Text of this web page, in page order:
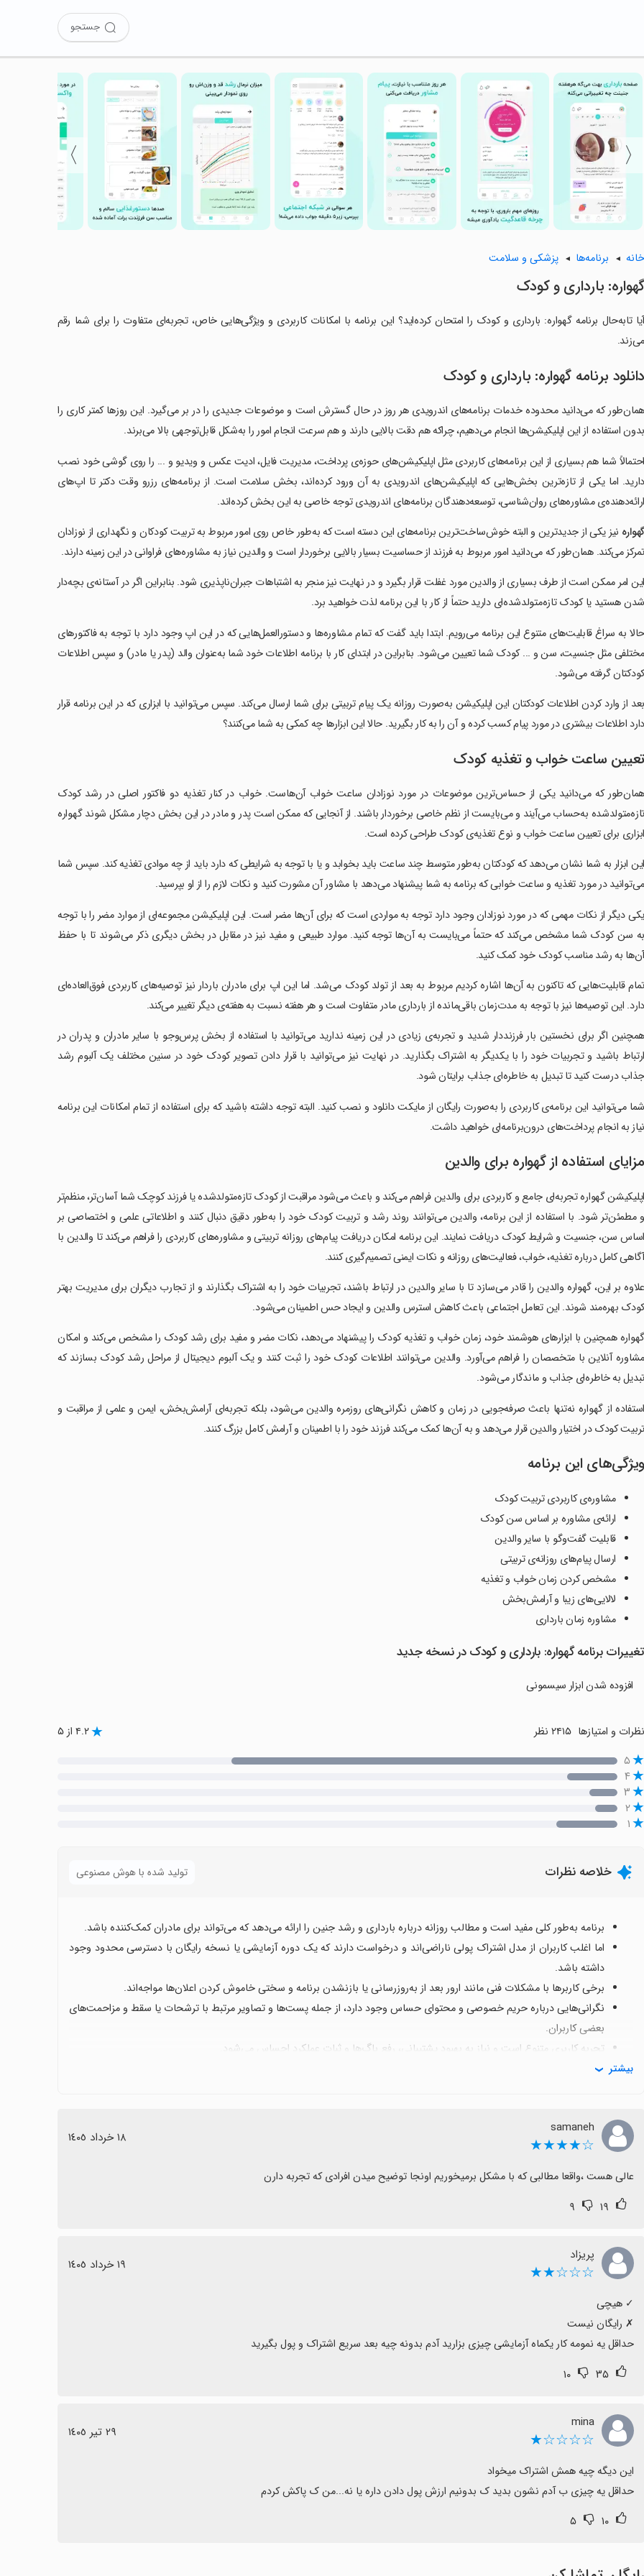
جستجو
〈
〉
خانه برنامه‌ها پزشکی و سلامت
گهواره: بارداری و کودک
آیا تابه‌حال برنامه گهواره: بارداری و کودک را امتحان کرده‌اید؟ این برنامه با امکانات کاربردی و ویژگی‌هایی خاص، تجربه‌ای متفاوت را برای شما رقم
می‌زند.
دانلود برنامه گهواره: بارداری و کودک
همان‌طور که می‌دانید محدوده‌ خدمات برنامه‌های اندرویدی هر روز در حال گسترش است و موضوعات جدیدی را در بر می‌گیرد. این روزها کمتر کاری را
بدون استفاده از این اپلیکیشن‌ها انجام می‌دهیم، چراکه هم دقت بالایی دارند و هم سرعت انجام امور را به‌شکل قابل‌توجهی بالا می‌برند.
احتمالاً شما هم بسیاری از این برنامه‌های کاربردی مثل اپلیکیشن‌های حوزه‌ی پرداخت، مدیریت فایل، ادیت عکس و ویدیو و ... را روی گوشی خود نصب
دارید. اما یکی از تازه‌ترین بخش‌هایی که اپلیکیشن‌های اندرویدی به آن ورود کرده‌اند، بخش سلامت است. از برنامه‌های رزرو وقت دکتر تا اپ‌های
ارائه‌دهنده‌ی مشاوره‌های روان‌شناسی، توسعه‌دهندگان برنامه‌های اندرویدی توجه خاصی به این بخش کرده‌اند.
گهواره نیز یکی از جدیدترین و البته خوش‌ساخت‌ترین برنامه‌های این دسته است که به‌طور خاص روی امور مربوط به تربیت کودکان و نگهداری از نوزادان
تمرکز می‌کند. همان‌طور که می‌دانید امور مربوط به فرزند از حساسیت بسیار بالایی برخوردار است و والدین نیاز به مشاوره‌های فراوانی در این زمینه دارند.
این امر ممکن است از طرف بسیاری از والدین مورد غفلت قرار بگیرد و در نهایت نیز منجر به اشتباهات جبران‌ناپذیری شود. بنابراین اگر در آستانه‌ی بچه‌دار
شدن هستید یا کودک تازه‌متولد‌شده‌ای دارید حتماً از کار با این برنامه لذت خواهید برد.
حالا به سراغ قابلیت‌های متنوع این برنامه می‌رویم. ابتدا باید گفت که تمام مشاوره‌ها و دستورالعمل‌هایی که در این اپ وجود دارد با توجه به فاکتورهای
مختلفی مثل جنسیت، سن و ... کودک شما تعیین می‌شود. بنابراین در ابتدای کار با برنامه اطلاعات خود شما به‌عنوان والد (پدر یا مادر) و سپس اطلاعات
کودکتان گرفته می‌شود.
بعد از وارد کردن اطلاعات کودکتان این اپلیکیشن به‌صورت روزانه یک پیام تربیتی برای شما ارسال می‌کند. سپس می‌توانید با ابزاری که در این برنامه قرار
دارد اطلاعات بیشتری در مورد پیام کسب کرده و آن را به کار بگیرید. حالا این ابزارها چه کمکی به شما می‌کنند؟
تعیین ساعت خواب و تغذیه‌ کودک
همان‌طور که می‌دانید یکی از حساس‌ترین موضوعات در مورد نوزادان ساعت خواب آن‌هاست. خواب در کنار تغذیه دو فاکتور اصلی در رشد کودک
تازه‌متولد‌شده به‌حساب می‌آیند و می‌بایست از نظم خاصی برخوردار باشند. از آنجایی که ممکن است پدر و مادر در این بخش دچار مشکل شوند گهواره
ابزاری برای تعیین ساعت خواب و نوع تغذیه‌ی کودک طراحی کرده است.
این ابزار به شما نشان می‌دهد که کودکتان به‌طور متوسط چند ساعت باید بخوابد و یا با توجه به شرایطی که دارد باید از چه موادی تغذیه کند. سپس شما
می‌توانید در مورد تغذیه و ساعت خوابی که برنامه به شما پیشنهاد می‌دهد با مشاور آن مشورت کنید و نکات لازم را از او بپرسید.
یکی دیگر از نکات مهمی که در مورد نوزادان وجود دارد توجه به مواردی است که برای آن‌ها مضر است. این اپلیکیشن مجموعه‌ای از موارد مضر را با توجه
به سن کودک شما مشخص می‌کند که حتماً می‌بایست به آن‌ها توجه کنید. موارد طبیعی و مفید نیز در مقابل در بخش دیگری ذکر می‌شوند تا با حفظ
آن‌ها به رشد مناسب کودک خود کمک کنید.
تمام قابلیت‌هایی که تاکنون به آن‌ها اشاره کردیم مربوط به بعد از تولد کودک می‌شد. اما این اپ برای مادران باردار نیز توصیه‌های کاربردی فوق‌العاده‌ای
دارد. این توصیه‌ها نیز با توجه به مدت‌زمان باقی‌مانده از بارداری مادر متفاوت است و هر هفته نسبت به هفته‌ی دیگر تغییر می‌کند.
همچنین اگر برای نخستین بار فرزنددار شدید و تجربه‌ی زیادی در این زمینه ندارید می‌توانید با استفاده از بخش پرس‌وجو با سایر مادران و پدران در
ارتباط باشید و تجربیات خود را با یکدیگر به اشتراک بگذارید. در نهایت نیز می‌توانید با قرار دادن تصویر کودک خود در سنین مختلف یک آلبوم رشد
جذاب درست کنید تا تبدیل به خاطره‌ای جذاب برایتان شود.
شما می‌توانید این برنامه‌ی کاربردی را به‌صورت رایگان از مایکت دانلود و نصب کنید. البته توجه داشته باشید که برای استفاده از تمام امکانات این برنامه
نیاز به انجام پرداخت‌های درون‌برنامه‌ای خواهید داشت.
مزایای استفاده از گهواره برای والدین
اپلیکیشن گهواره تجربه‌ای جامع و کاربردی برای والدین فراهم می‌کند و باعث می‌شود مراقبت از کودک تازه‌متولدشده یا فرزند کوچک شما آسان‌تر، منظم‌تر
و مطمئن‌تر شود. با استفاده از این برنامه، والدین می‌توانند روند رشد و تربیت کودک خود را به‌طور دقیق دنبال کنند و اطلاعاتی علمی و اختصاصی بر
اساس سن، جنسیت و شرایط کودک دریافت نمایند. این برنامه امکان دریافت پیام‌های روزانه تربیتی و مشاوره‌های کاربردی را فراهم می‌کند تا والدین با
آگاهی کامل درباره تغذیه، خواب، فعالیت‌های روزانه و نکات ایمنی تصمیم‌گیری کنند.
علاوه بر این، گهواره والدین را قادر می‌سازد تا با سایر والدین در ارتباط باشند، تجربیات خود را به اشتراک بگذارند و از تجارب دیگران برای مدیریت بهتر
کودک بهره‌مند شوند. این تعامل اجتماعی باعث کاهش استرس والدین و ایجاد حس اطمینان می‌شود.
گهواره همچنین با ابزارهای هوشمند خود، زمان خواب و تغذیه کودک را پیشنهاد می‌دهد، نکات مضر و مفید برای رشد کودک را مشخص می‌کند و امکان
مشاوره آنلاین با متخصصان را فراهم می‌آورد. والدین می‌توانند اطلاعات کودک خود را ثبت کنند و یک آلبوم دیجیتال از مراحل رشد کودک بسازند که
تبدیل به خاطره‌ای جذاب و ماندگار می‌شود.
استفاده از گهواره نه‌تنها باعث صرفه‌جویی در زمان و کاهش نگرانی‌های روزمره والدین می‌شود، بلکه تجربه‌ای آرامش‌بخش، ایمن و علمی از مراقبت و
تربیت کودک در اختیار والدین قرار می‌دهد و به آن‌ها کمک می‌کند فرزند خود را با اطمینان و آرامش کامل بزرگ کنند.
ویژگی‌های این برنامه
مشاوره‌ی کاربردی تربیت کودک
ارائه‌ی مشاوره بر اساس سن کودک
قابلیت گفت‌وگو با سایر والدین
ارسال پیام‌های روزانه‌ی تربیتی
مشخص کردن زمان خواب و تغذیه
لالایی‌های زیبا و آرامش‌بخش
مشاوره‌ زمان بارداری
تغییرات برنامه گهواره: بارداری و کودک در نسخه جدید
افزوده شدن ابزار سیسمونی
نظرات و امتیازها ۲۴۱۵ نظر ۴.۲ از ۵
۵
۴
۳
۲
۱
خلاصه نظرات تولید شده با هوش مصنوعی
برنامه به‌طور کلی مفید است و مطالب روزانه درباره بارداری و رشد جنین را ارائه می‌دهد که می‌تواند برای مادران کمک‌کننده باشد.
اما اغلب کاربران از مدل اشتراک پولی ناراضی‌اند و درخواست دارند که یک دوره آزمایشی یا نسخه رایگان با دسترسی محدود وجود
داشته باشد.
برخی کاربرها با مشکلات فنی مانند ارور بعد از به‌روزرسانی یا بازنشدن برنامه و سختی خاموش کردن اعلان‌ها مواجه‌اند.
نگرانی‌هایی درباره حریم خصوصی و محتوای حساس وجود دارد، از جمله پست‌ها و تصاویر مرتبط با ترشحات یا سقط و مزاحمت‌های
بعضی کاربران.
تجربه کاربری متنوع است و نیاز به بهبود پشتیبانی، رفع باگ‌ها و ثبات عملکرد احساس می‌شود.
اگر دنبال استفاده بدون پرداخت یا دسترسی محدود به محتوا هستید، بهتر است ارزش پولی و امکانات ارائه‌شده را با دقت بسنجید و بیشتر
samaneh
☆★★★★ ١٨ خرداد ١٤٠٥
عالی هست ،واقعا مطالبی که با مشکل برمیخوریم اونجا توضیح میدن افرادی که تجربه دارن
۱۹ ۹
پریزاد
☆☆☆★★ ١٩ خرداد ١٤٠٥
حداقل یه نمومه کار یکماه آزمایشی چیزی بزارید آدم بدونه چیه بعد سریع اشتراک و پول بگیرید
۳۵ ۱۰
mina
☆☆☆☆★ ٢٩ تیر ١٤٠٥
حداقل یه چیزی ب آدم نشون بدید ک بدونیم ارزش پول دادن داره یا نه...من ک پاکش کردم
۱۰ ۵